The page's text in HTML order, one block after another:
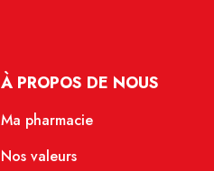
À PROPOS DE NOUS
Ma pharmacie
Nos valeurs